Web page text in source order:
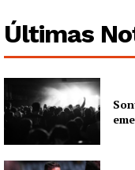
Últimas